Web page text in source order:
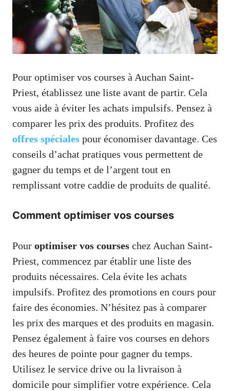
Pour optimiser vos courses à Auchan Saint-
Priest, établissez une liste avant de partir. Cela
vous aide à éviter les achats impulsifs. Pensez à
comparer les prix des produits. Profitez des
offres spéciales pour économiser davantage. Ces
conseils d’achat pratiques vous permettent de
gagner du temps et de l’argent tout en
remplissant votre caddie de produits de qualité.
Comment optimiser vos courses
Pour optimiser vos courses chez Auchan Saint-
Priest, commencez par établir une liste des
produits nécessaires. Cela évite les achats
impulsifs. Profitez des promotions en cours pour
faire des économies. N’hésitez pas à comparer
les prix des marques et des produits en magasin.
Pensez également à faire vos courses en dehors
des heures de pointe pour gagner du temps.
Utilisez le service drive ou la livraison à
domicile pour simplifier votre expérience. Cela